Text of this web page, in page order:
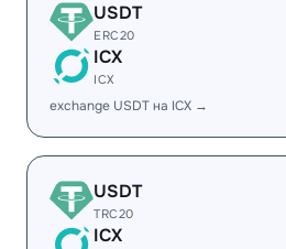
USDT
ERC20
ICX
ICX
exchange USDT на ICX →
USDT
TRC20
ICX